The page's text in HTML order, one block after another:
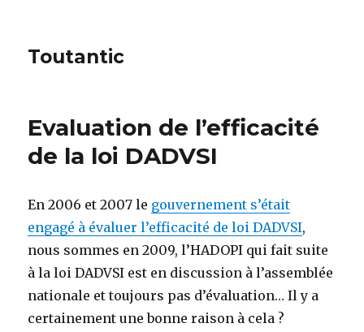
Toutantic
Evaluation de l’efficacité
de la loi DADVSI
En 2006 et 2007 le gouvernement s’était
engagé à évaluer l’efficacité de loi DADVSI,
nous sommes en 2009, l’HADOPI qui fait suite
à la loi DADVSI est en discussion à l’assemblée
nationale et toujours pas d’évaluation… Il y a
certainement une bonne raison à cela ?